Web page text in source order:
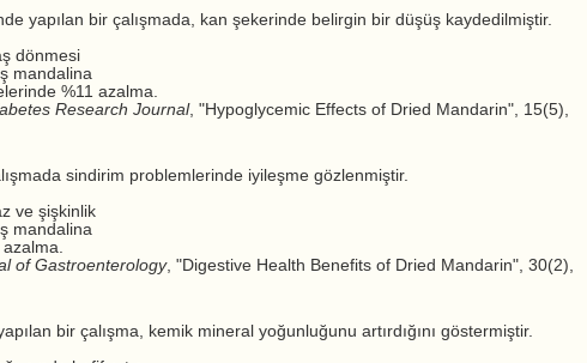
yapılan bir çalışmada, kan şekerinde belirgin bir düşüş kaydedilmiştir.
dönmesi
mandalina
%11 azalma.
Research Journal, "Hypoglycemic Effects of Dried Mandarin", 15(5),
sindirim problemlerinde iyileşme gözlenmiştir.
ve şişkinlik
mandalina
of Gastroenterology, "Digestive Health Benefits of Dried Mandarin", 30(2),
bir çalışma, kemik mineral yoğunluğunu artırdığını göstermiştir.